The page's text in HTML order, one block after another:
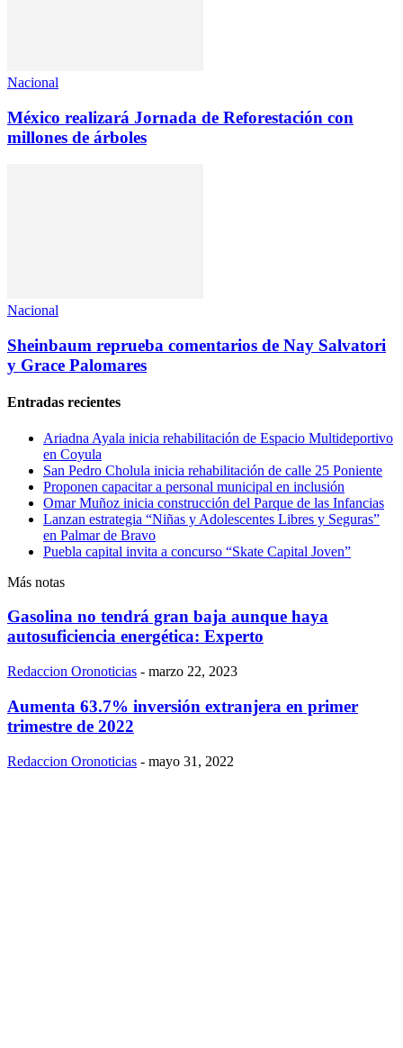
Nacional
México realizará Jornada de Reforestación con
millones de árboles
Nacional
Sheinbaum reprueba comentarios de Nay Salvatori
y Grace Palomares
Entradas recientes
Ariadna Ayala inicia rehabilitación de Espacio Multideportivo
en Coyula
San Pedro Cholula inicia rehabilitación de calle 25 Poniente
Proponen capacitar a personal municipal en inclusión
Omar Muñoz inicia construcción del Parque de las Infancias
Lanzan estrategia “Niñas y Adolescentes Libres y Seguras”
en Palmar de Bravo
Puebla capital invita a concurso “Skate Capital Joven”
Más notas
Gasolina no tendrá gran baja aunque haya
autosuficiencia energética: Experto
Redaccion Oronoticias - marzo 22, 2023
Aumenta 63.7% inversión extranjera en primer
trimestre de 2022
Redaccion Oronoticias - mayo 31, 2022